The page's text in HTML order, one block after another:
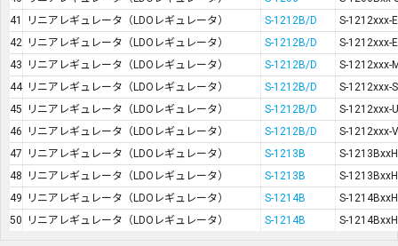
41
リニアレギュレータ（LDOレギュレータ） S-1212B/D
S-1212xxx-
42 リニアレギュレータ（LDOレギュレータ） S-1212B/D
S-1212xxx-
43
リニアレギュレータ（LDOレギュレータ） S-1212B/D
S-1212xxx-
44 リニアレギュレータ（LDOレギュレータ） S-1212B/D
S-1212xxx-
45
リニアレギュレータ（LDOレギュレータ） S-1212B/D
S-1212xxx-
46
リニアレギュレータ（LDOレギュレータ） S-1212B/D
S-1212xxx-
47
リニアレギュレータ（LDOレギュレータ） S-1213B
S-
48
リニアレギュレータ（LDOレギュレータ） S-1213B
S-
49
リニアレギュレータ（LDOレギュレータ） S-1214B
S-
50
リニアレギュレータ（LDOレギュレータ） S-1214B S-